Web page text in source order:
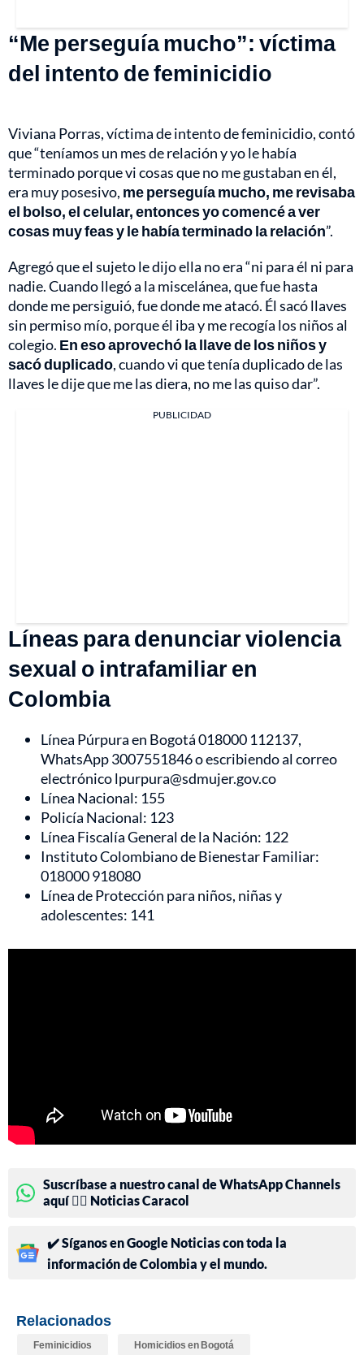
“Me perseguía mucho”: víctima
del intento de feminicidio
Viviana Porras, víctima de intento de feminicidio, contó
que “teníamos un mes de relación y yo le había
terminado porque vi cosas que no me gustaban en él,
era muy posesivo, me perseguía mucho, me revisaba
el bolso, el celular, entonces yo comencé a ver
cosas muy feas y le había terminado la relación”.
Agregó que el sujeto le dijo ella no era “ni para él ni para
nadie. Cuando llegó a la miscelánea, que fue hasta
donde me persiguió, fue donde me atacó. Él sacó llaves
sin permiso mío, porque él iba y me recogía los niños al
colegio. En eso aprovechó la llave de los niños y
sacó duplicado, cuando vi que tenía duplicado de las
llaves le dije que me las diera, no me las quiso dar”.
PUBLICIDAD
Líneas para denunciar violencia
sexual o intrafamiliar en
Colombia
Línea Púrpura en Bogotá 018000 112137,
WhatsApp 3007551846 o escribiendo al correo
electrónico lpurpura@sdmujer.gov.co
Línea Nacional: 155
Policía Nacional: 123
Línea Fiscalía General de la Nación: 122
Instituto Colombiano de Bienestar Familiar:
018000 918080
Línea de Protección para niños, niñas y
adolescentes: 141
Suscríbase a nuestro canal de WhatsApp Channels
aquí 👉🏻 Noticias Caracol
✔️ Síganos en Google Noticias con toda la
información de Colombia y el mundo.
Relacionados
Feminicidios Homicidios en Bogotá